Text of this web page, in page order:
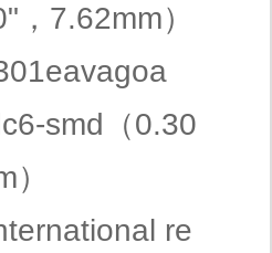
，7.62mm）
smd（0.30
re